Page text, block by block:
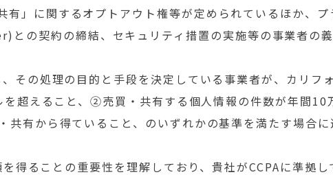
」に関するオプトアウト権等が定められているほか、プ
の契約の締結、セキュリティ措置の実施等の事業者の
その処理の目的と手段を決定している事業者が、カリフ
超えること、②売買・共有する個人情報の件数が年間10
有から得ていること、のいずれかの基準を満たす場合に
得ることの重要性を理解しており、貴社がCCPAに準拠